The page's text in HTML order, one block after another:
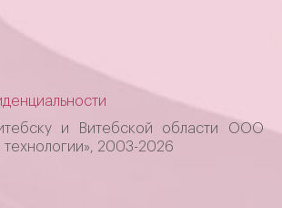
и Витебской области ООО
технологии», 2003-2026